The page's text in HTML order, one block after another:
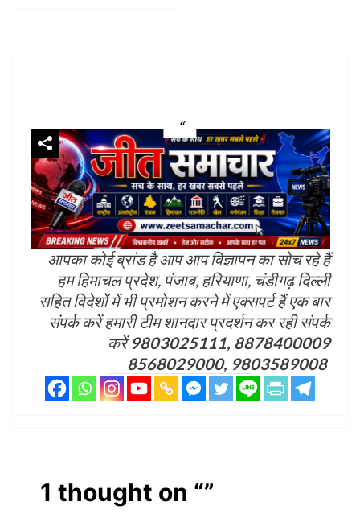
आपका कोई ब्रांड है आप आप विज्ञापन का सोच रहे हैं
हम हिमाचल प्रदेश, पंजाब, हरियाणा, चंडीगढ़ दिल्ली
सहित विदेशों में भी प्रमोशन करने में एक्सपर्ट हैं एक बार
संपर्क करें हमारी टीम शानदार प्रदर्शन कर रही संपर्क
करें9803025111, 8878400009
8568029000, 9803589008
1 thought on “”